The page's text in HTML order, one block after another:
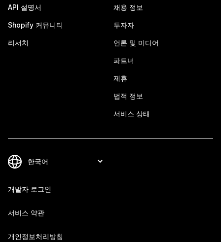
API 설명서
Shopify 커뮤니티
리서치
채용 정보
투자자
언론 및 미디어
파트너
제휴
법적 정보
서비스 상태
개발자 로그인
서비스 약관
개인정보처리방침